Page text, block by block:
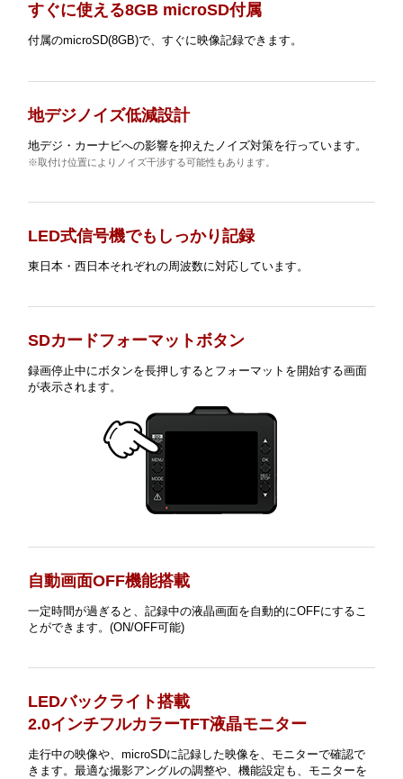
すぐに使える8GB microSD付属
付属のmicroSD(8GB)で、すぐに映像記録できます。
地デジノイズ低減設計
地デジ・カーナビへの影響を抑えたノイズ対策を行っています。
※取付け位置によりノイズ干渉する可能性もあります。
LED式信号機でもしっかり記録
東日本・西日本それぞれの周波数に対応しています。
SDカードフォーマットボタン
録画停止中にボタンを長押しするとフォーマットを開始する画面
が表示されます。
自動画面OFF機能搭載
一定時間が過ぎると、記録中の液晶画面を自動的にOFFにするこ
とができます。(ON/OFF可能)
LEDバックライト搭載
2.0インチフルカラーTFT液晶モニター
走行中の映像や、microSDに記録した映像を、モニターで確認で
きます。最適な撮影アングルの調整や、機能設定も、モニターを